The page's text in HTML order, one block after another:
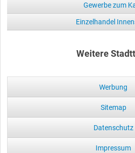
Gewerbe zum
Einzelhandel
Weitere
Werbung
Sitemap
Datenschutz
Impressum